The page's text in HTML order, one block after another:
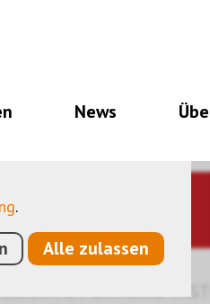
News
FÜR MARU-
für den
und noch
eine Hilfe, unsere
.
Alle zulassen